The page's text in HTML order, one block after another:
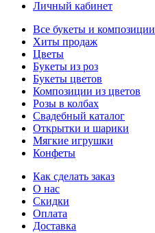
Личный кабинет
Все букеты и композиции
Хиты продаж
Цветы
Букеты из роз
Букеты цветов
Композиции из цветов
Розы в колбах
Свадебный каталог
Открытки и шарики
Мягкие игрушки
Конфеты
Как сделать заказ
О нас
Скидки
Оплата
Доставка